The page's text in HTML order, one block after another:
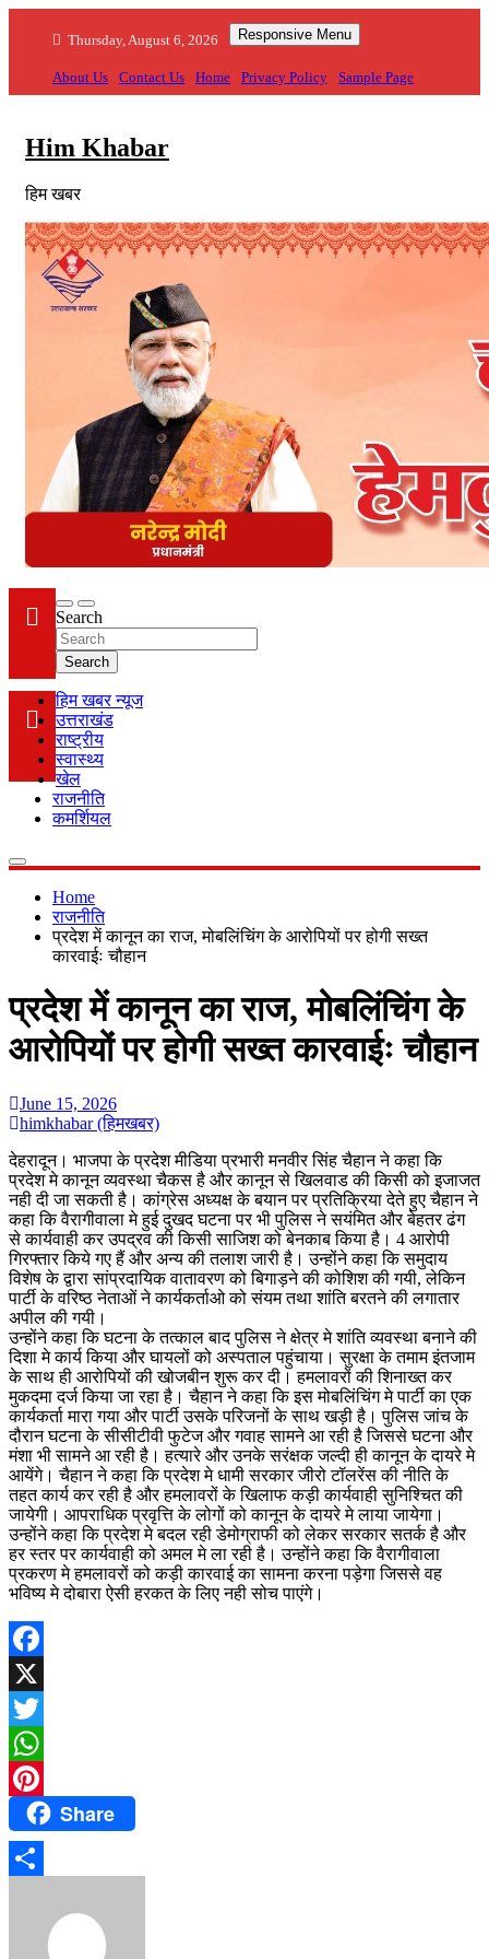
Thursday, August 6, 2026 Responsive Menu
About Us Contact Us Home Privacy Policy Sample Page
Him Khabar
हिम खबर
Search
Search
हिम खबर न्यूज
उत्तराखंड
राष्ट्रीय
स्वास्थ्य
खेल
राजनीति
कमर्शियल
Home
राजनीति
प्रदेश में कानून का राज, मोबलिंचिंग के आरोपियों पर होगी सख्त
कारवाईः चौहान
प्रदेश में कानून का राज, मोबलिंचिंग के
आरोपियों पर होगी सख्त कारवाईः चौहान
June 15, 2026
himkhabar (हिमखबर)
देहरादून। भाजपा के प्रदेश मीडिया प्रभारी मनवीर सिंह चैहान ने कहा कि
प्रदेश मे कानून व्यवस्था चैकस है और कानून से खिलवाड की किसी को इजाजत
नही दी जा सकती है। कांग्रेस अध्यक्ष के बयान पर प्रतिक्रिया देते हुए चैहान ने
कहा कि वैरागीवाला मे हुई दुखद घटना पर भी पुलिस ने सयंमित और बेहतर ढंग
से कार्यवाही कर उपद्रव की किसी साजिश को बेनकाब किया है। 4 आरोपी
गिरफ्तार किये गए हैं और अन्य की तलाश जारी है। उन्होंने कहा कि समुदाय
विशेष के द्वारा सांप्रदायिक वातावरण को बिगाड़ने की कोशिश की गयी, लेकिन
पार्टी के वरिष्ठ नेताओं ने कार्यकर्ताओ को संयम तथा शांति बरतने की लगातार
अपील की गयी।
उन्होंने कहा कि घटना के तत्काल बाद पुलिस ने क्षेत्र मे शांति व्यवस्था बनाने की
दिशा मे कार्य किया और घायलों को अस्पताल पहुंचाया। सुरक्षा के तमाम इंतजाम
के साथ ही आरोपियों की खोजबीन शुरू कर दी। हमलावरों की शिनाख्त कर
मुकदमा दर्ज किया जा रहा है। चैहान ने कहा कि इस मोबलिंचिंग मे पार्टी का एक
कार्यकर्ता मारा गया और पार्टी उसके परिजनों के साथ खड़ी है। पुलिस जांच के
दौरान घटना के सीसीटीवी फुटेज और गवाह सामने आ रही है जिससे घटना और
मंशा भी सामने आ रही है। हत्यारे और उनके सरंक्षक जल्दी ही कानून के दायरे मे
आयेंगे। चैहान ने कहा कि प्रदेश मे धामी सरकार जीरो टॉलरेंस की नीति के
तहत कार्य कर रही है और हमलावरों के खिलाफ कड़ी कार्यवाही सुनिश्चित की
जायेगी। आपराधिक प्रवृत्ति के लोगों को कानून के दायरे मे लाया जायेगा।
उन्होंने कहा कि प्रदेश मे बदल रही डेमोग्राफी को लेकर सरकार सतर्क है और
हर स्तर पर कार्यवाही को अमल मे ला रही है। उन्होंने कहा कि वैरागीवाला
प्रकरण मे हमलावरों को कड़ी कारवाई का सामना करना पड़ेगा जिससे वह
भविष्य मे दोबारा ऐसी हरकत के लिए नही सोच पाएंगे।
Facebook
X
Twitter
WhatsApp
PinterestShare